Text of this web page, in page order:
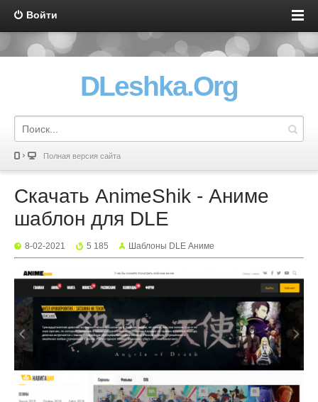
Войти
DLeshka.Org
Полная версия сайта
Скачать AnimeShik - Аниме
шаблон для DLE
8-02-2021 5 185 Шаблоны DLE Аниме